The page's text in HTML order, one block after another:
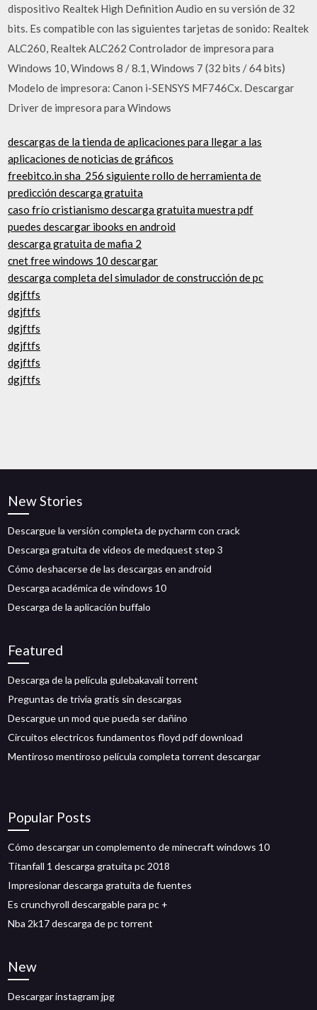
dispositivo Realtek High Definition Audio en su versión de 32
bits. Es compatible con las siguientes tarjetas de sonido: Realtek
ALC260, Realtek ALC262 Controlador de impresora para
Windows 10, Windows 8 / 8.1, Windows 7 (32 bits / 64 bits)
Modelo de impresora: Canon i-SENSYS MF746Cx. Descargar
Driver de impresora para Windows
descargas de la tienda de aplicaciones para llegar a las
aplicaciones de noticias de gráficos
freebitco.in sha_256 siguiente rollo de herramienta de
predicción descarga gratuita
caso frío cristianismo descarga gratuita muestra pdf
puedes descargar ibooks en android
descarga gratuita de mafia 2
cnet free windows 10 descargar
descarga completa del simulador de construcción de pc
dgjftfs
dgjftfs
dgjftfs
dgjftfs
dgjftfs
dgjftfs
New Stories
Descargue la versión completa de pycharm con crack
Descarga gratuita de videos de medquest step 3
Cómo deshacerse de las descargas en android
Descarga académica de windows 10
Descarga de la aplicación buffalo
Featured
Descarga de la película gulebakavali torrent
Preguntas de trivia gratis sin descargas
Descargue un mod que pueda ser dañino
Circuitos electricos fundamentos floyd pdf download
Mentiroso mentiroso película completa torrent descargar
Popular Posts
Cómo descargar un complemento de minecraft windows 10
Titanfall 1 descarga gratuita pc 2018
Impresionar descarga gratuita de fuentes
Es crunchyroll descargable para pc +
Nba 2k17 descarga de pc torrent
New
Descargar instagram jpg